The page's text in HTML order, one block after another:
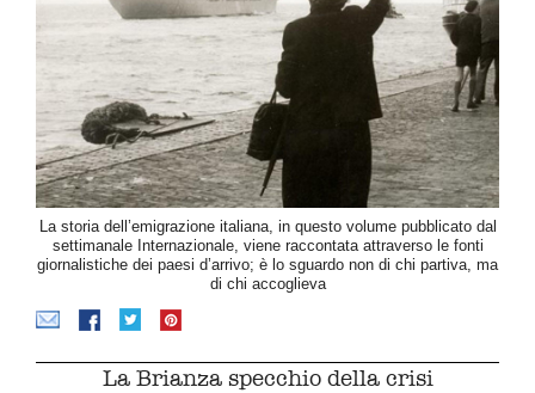
La storia dell’emigrazione italiana, in questo volume pubblicato dal
settimanale Internazionale, viene raccontata attraverso le fonti
giornalistiche dei paesi d’arrivo; è lo sguardo non di chi partiva, ma
di chi accoglieva
La Brianza specchio della crisi